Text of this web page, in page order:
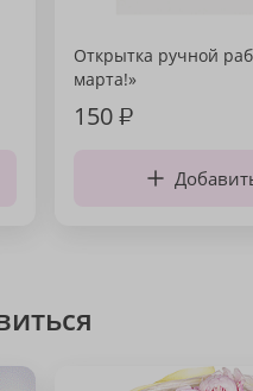
Открытка ручной
марта!»
150₽